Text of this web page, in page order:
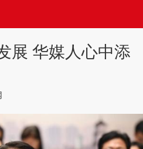
展 华媒人心中添